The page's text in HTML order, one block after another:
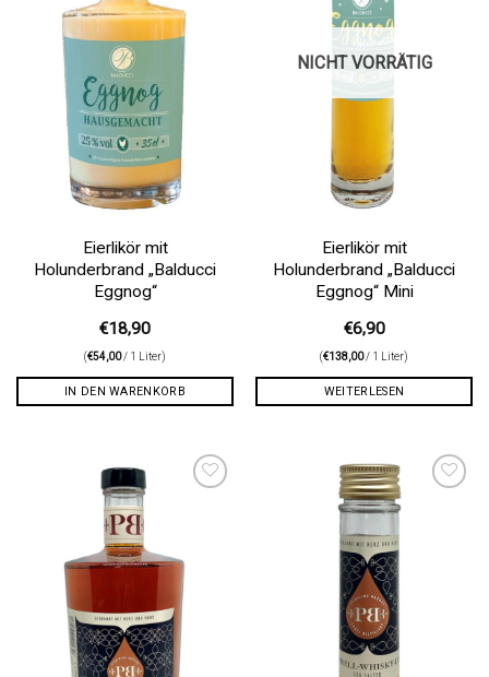
Eierlikör mit
Holunderbrand „Balducci
Eggnog“
€18,90
(€54,00/ 1 Liter)
IN DEN WARENKORB
NICHT VORRÄTIG
Eierlikör mit
Holunderbrand „Balducci
Eggnog“ Mini
€6,90
(€138,00/ 1 Liter)
WEITERLESEN
Wunschliste